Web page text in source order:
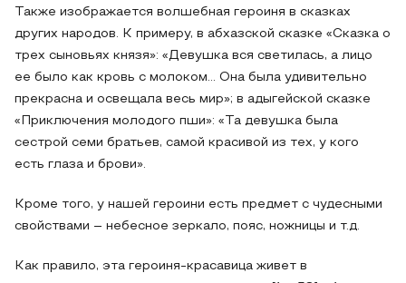
Также изображается волшебная героиня в сказках
других народов. К примеру, в абхазской сказке «Сказка о
трех сыновьях князя»: «Девушка вся светилась, а лицо
ее было как кровь с молоком… Она была удивительно
прекрасна и освещала весь мир»; в адыгейской сказке
«Приключения молодого пши»: «Та девушка была
сестрой семи братьев, самой красивой из тех, у кого
есть глаза и брови».
Кроме того, у нашей героини есть предмет с чудесными
свойствами – небесное зеркало, пояс, ножницы и т.д.
Как правило, эта героиня-красавица живет в